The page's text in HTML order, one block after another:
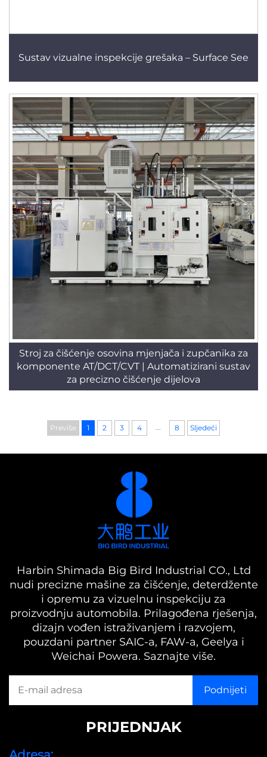
Sustav vizualne inspekcije grešaka – Surface See
Stroj za čišćenje osovina mjenjača i zupčanika za
komponente AT/DCT/CVT | Automatizirani sustav
za precizno čišćenje dijelova
Previše 1 2 3 4 ... 8 Sljedeći
Harbin Shimada Big Bird Industrial CO., Ltd
nudi precizne mašine za čišćenje, deterdžente
i opremu za vizuelnu inspekciju za
proizvodnju automobila. Prilagođena rješenja,
dizajn vođen istraživanjem i razvojem,
pouzdani partner SAIC-a, FAW-a, Geelya i
Weichai Powera. Saznajte više.
PRIJEDNJAK